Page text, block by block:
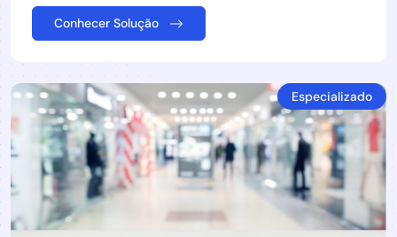
Conhecer Solução
Especializado